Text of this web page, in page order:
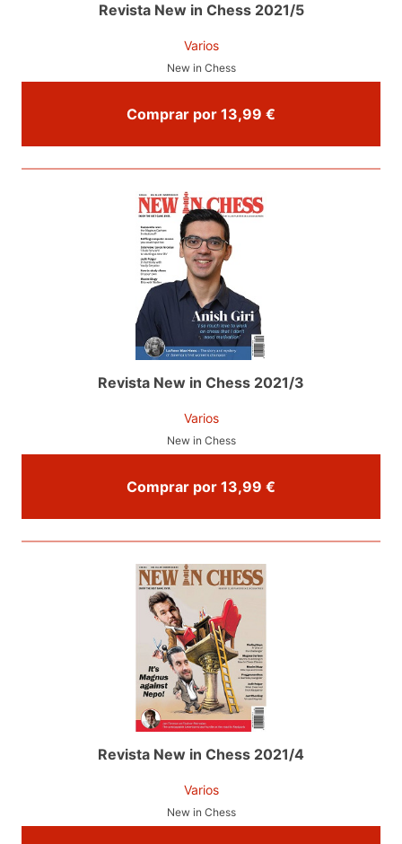
Revista New in Chess 2021/5
Varios
New in Chess
Comprar por 13,99 €
Revista New in Chess 2021/3
Varios
New in Chess
Comprar por 13,99 €
Revista New in Chess 2021/4
Varios
New in Chess